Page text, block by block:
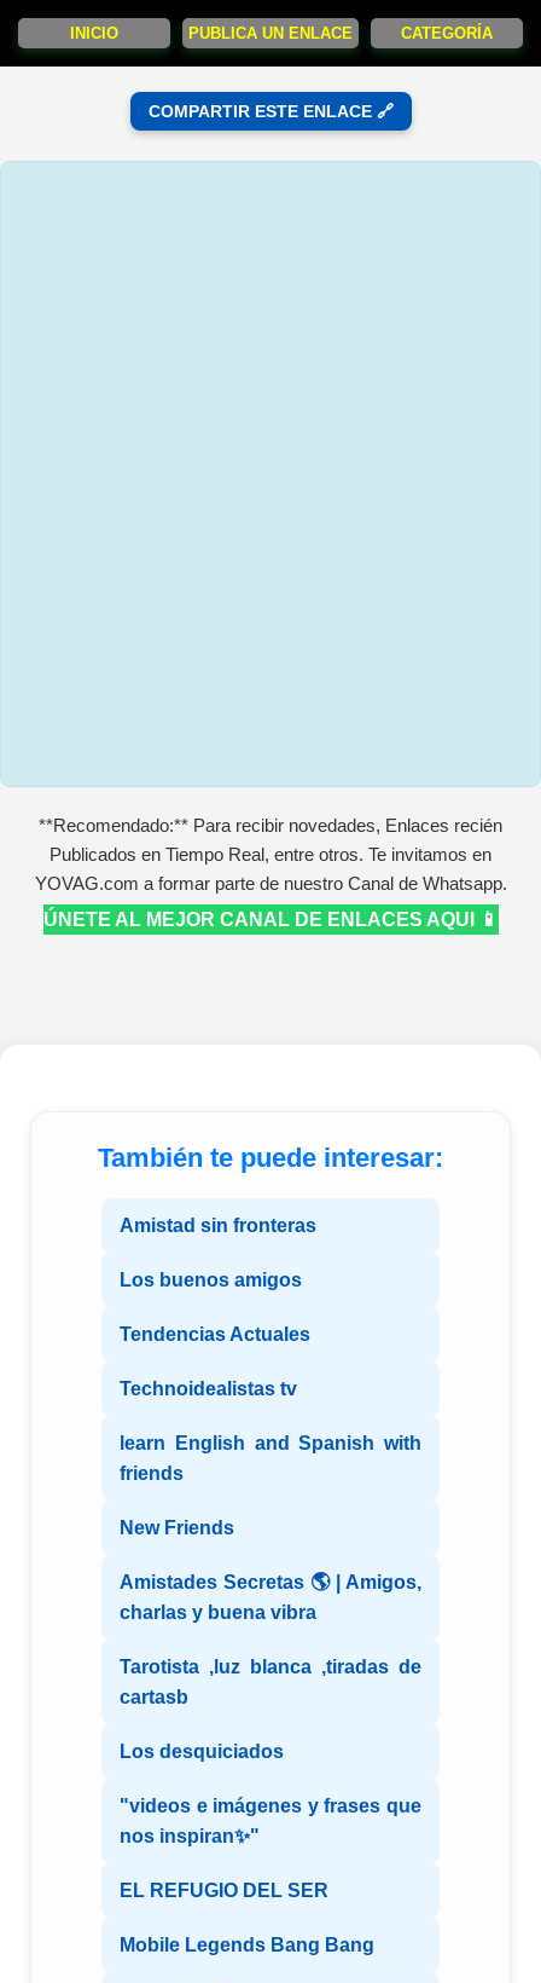
INICIO PUBLICA UN ENLACE CATEGORÍA
COMPARTIR ESTE ENLACE 🔗
**Recomendado:** Para recibir novedades, Enlaces recién
Publicados en Tiempo Real, entre otros. Te invitamos en
YOVAG.com a formar parte de nuestro Canal de Whatsapp.
ÚNETE AL MEJOR CANAL DE ENLACES AQUI 📱
También te puede interesar:
Amistad sin fronteras
Los buenos amigos
Tendencias Actuales
Technoidealistas tv
learn English and Spanish with
friends
New Friends
Amistades Secretas 🌎 | Amigos,
charlas y buena vibra
Tarotista ,luz blanca ,tiradas de
cartasb
Los desquiciados
"videos e imágenes y frases que
nos inspiran✨"
EL REFUGIO DEL SER
Mobile Legends Bang Bang